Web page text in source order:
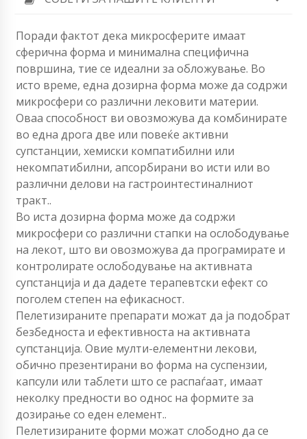
Поради фактот дека микросферите имаат
сферична форма и минимална специфична
површина, тие се идеални за обложување. Во
исто време, една дозирна форма може да содржи
микросфери со различни лековити материи.
Оваа способност ви овозможува да комбинирате
во една дрога две или повеќе активни
супстанции, хемиски компатибилни или
некомпатибилни, апсорбирани во исти или во
различни делови на гастроинтестиналниот
тракт..
Во иста дозирна форма може да содржи
микросфери со различни стапки на ослободување
на лекот, што ви овозможува да програмирате и
контролирате ослободување на активната
супстанција и да дадете терапевтски ефект со
поголем степен на ефикасност.
Пелетизираните препарати можат да ја подобрат
безбедноста и ефективноста на активната
супстанција. Овие мулти-елементни лекови,
обично презентирани во форма на суспензии,
капсули или таблети што се распаѓаат, имаат
неколку предности во однос на формите за
дозирање со еден елемент..
Пелетизираните форми можат слободно да се